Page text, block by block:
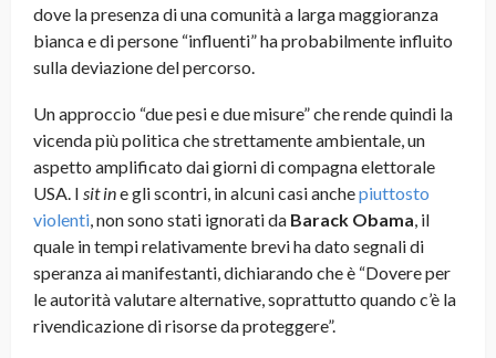
dove la presenza di una comunità a larga maggioranza
bianca e di persone “influenti” ha probabilmente influito
sulla deviazione del percorso.
Un approccio “due pesi e due misure” che rende quindi la
vicenda più politica che strettamente ambientale, un
aspetto amplificato dai giorni di compagna elettorale
USA. I sit ine gli scontri, in alcuni casi anchepiuttosto
violenti, non sono stati ignorati da Barack Obama, il
quale in tempi relativamente brevi ha dato segnali di
speranza ai manifestanti, dichiarando che è “Dovere per
le autorità valutare alternative, soprattutto quando c’è la
rivendicazione di risorse da proteggere”.